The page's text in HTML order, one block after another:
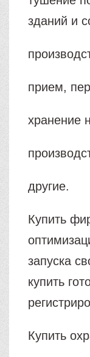
зданий и
прием,
хранение
другие.
Купить
запуска
купить
Купить